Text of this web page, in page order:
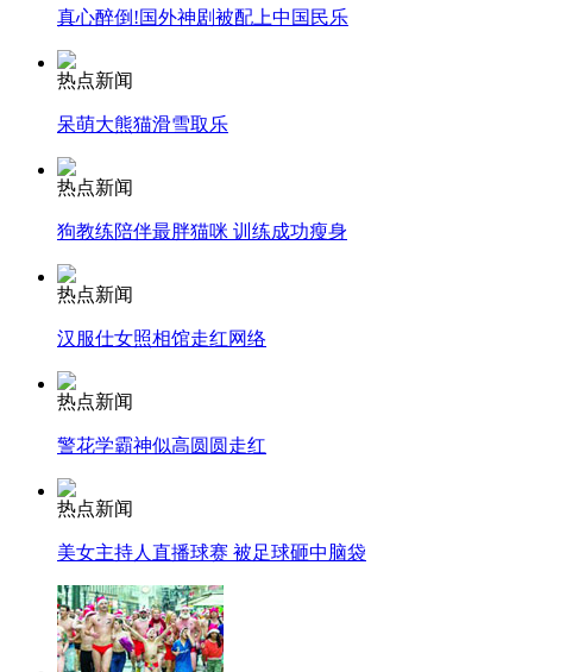
走！跟着总书记去植树
消防员救轻生者 花炮节热闹非凡
纽约上演“枕头大战”
司机酒驾遇交警 急速倒车逃窜
真心醉倒!国外神剧被配上中国民乐
热点新闻
呆萌大熊猫滑雪取乐
热点新闻
狗教练陪伴最胖猫咪 训练成功瘦身
热点新闻
汉服仕女照相馆走红网络
热点新闻
警花学霸神似高圆圆走红
热点新闻
美女主持人直播球赛 被足球砸中脑袋